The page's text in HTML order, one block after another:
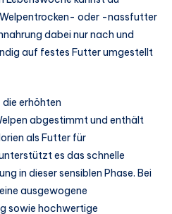
oder -nassfutter
dabei nur nach und
auf festes Futter umgestellt
erhöhten
abgestimmt und enthält
als Futter für
es das schnelle
in dieser sensiblen Phase. Bei
ausgewogene
sowie hochwertige